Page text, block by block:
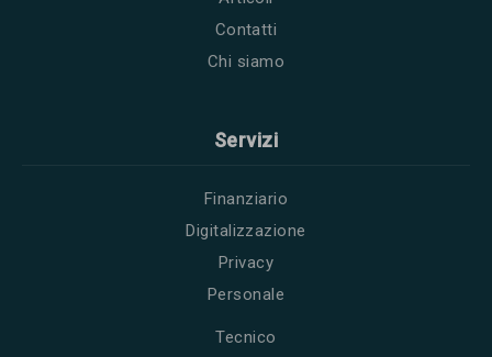
Contatti
Chi siamo
Servizi
Finanziario
Digitalizzazione
Privacy
Personale
Tecnico